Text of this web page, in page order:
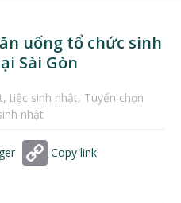
uống tổ chức sinh
Sài Gòn
, tiệc sinh nhật, Tuyển chọn
nhật
Copy link